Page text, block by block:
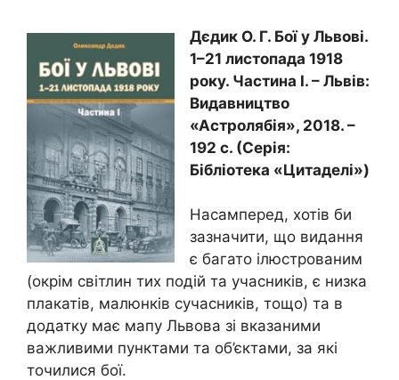
Дєдик О. Г. Бої у Львові.
1–21 листопада 1918
року. Частина І. – Львів:
Видавництво
«Астролябія», 2018. –
192 с. (Серія:
Бібліотека «Цитаделі»)
Насамперед, хотів би
зазначити, що видання
є багато ілюстрованим
(окрім світлин тих подій та учасників, є низка
плакатів, малюнків сучасників, тощо) та в
додатку має мапу Львова зі вказаними
важливими пунктами та об’єктами, за які
точилися бої.